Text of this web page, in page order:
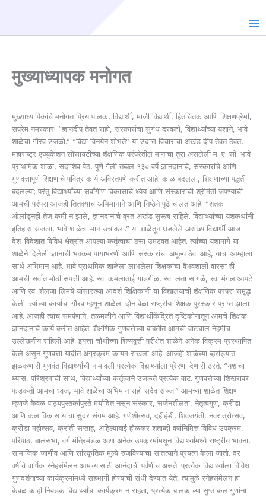
मुख्याध्यापक मनोगत
मुख्याध्यापिकांचे मनोगत प्रिय पालक, विद्यार्थी, माजी विद्यार्थी, हितचिंतक आणि शिक्षणप्रेमी,
सप्रेम नमस्कार! “ज्ञानदीप तेवत राहो, संस्कारांचा सुगंध दरवळो, विद्यार्थ्यांच्या यशाने, भावे
शाळेचा गौरव उजळो.” “विद्या विनयेन शोभते” या उदात्त विचाराचा अखंड दीप तेवत ठेवत,
महाराष्ट्र एज्युकेशन सोसायटीच्या शैक्षणिक परंपरेतील मानाचा तुरा असलेली म. ए. सो. भावे
प्राथमिक शाळा, सदाशिव पेठ, पुणे गेली तब्बल १३० वर्षे ज्ञानदानाचे, संस्कारांचे आणि
गुणवत्तापूर्ण शिक्षणाचे पवित्र कार्य अविरतपणे करीत आहे. काळ बदलला, शिक्षणाच्या पद्धती
बदलल्या; परंतु विद्यार्थ्यांच्या सर्वांगीण विकासाचे ध्येय आणि संस्कारांची श्रीमंती जपण्याची
आमची परंपरा आजही तितक्याच अभिमानाने आणि निष्ठेने पुढे चालत आहे. “शतक
ओलांडूनही तेज कमी न झाले, ज्ञानदानाचे व्रत अखंड सुरूच राहिले. विद्यार्थ्यांच्या यशकथांनी
इतिहास सजला, भावे शाळेचा मान उंचावला.” या शाळेतून घडलेले असंख्य विद्यार्थी आज
देश-विदेशात विविध क्षेत्रांत आपल्या कर्तृत्वाचा ठसा उमटवत आहेत. त्यांच्या यशामागे या
शाळेने दिलेली ज्ञानाची भक्कम पायाभरणी आणि संस्कारांचा अमूल्य ठेवा आहे, याचा आम्हाला
सार्थ अभिमान आहे. भावे प्राथमिक शाळेला लाभलेला शिक्षकांचा वैभवशाली वारसा ही
आमची सर्वात मोठी संपत्ती आहे. स्व. कमलाताई गाडगीळ, स्व. लता सांगळे, स्व. मंगल आपटे
आणि स्व. शैलजा लिमये यांसारख्या आदर्श शिक्षिकांनी या विद्यालयाची शैक्षणिक परंपरा समृद्ध
केली. त्यांच्या कार्याचा गौरव म्हणून शाळेला दोन वेळा राष्ट्रीय शिक्षक पुरस्कार प्राप्त झाला
आहे. आजही त्याच समर्पणाने, तळमळीने आणि विद्यार्थीकेंद्रित दृष्टिकोनातून आमचे शिक्षक
ज्ञानदानाचे कार्य करीत आहेत. शैक्षणिक गुणवत्तेच्या बाबतीत आमची वाटचाल नेहमीच
उल्लेखनीय राहिली आहे. इयत्ता चौथीच्या शिष्यवृत्ती परीक्षेत शाळेने अनेक विक्रम प्रस्थापित
केले असून गुणवत्ता यादीत अग्रक्रम कायम राखला आहे. आजही शाळेच्या व्हरांड्यात
झळकणारी गुणवंत विद्यार्थ्यांची नामावली प्रत्येक विद्यार्थ्याला प्रेरणा देणारी ठरते. “यशाचा
ध्यास, परिश्रमांची साथ, विद्यार्थ्यांच्या कर्तृत्वाने उजळते प्रत्येक वाट. गुणवत्तेच्या शिखरावर
फडकतो आमचा ध्वज, भावे शाळेचा अभिमान राहो सदैव सज्ज.” आमच्या शाळेत शिक्षण
म्हणजे केवळ पाठ्यपुस्तकांपुरते मर्यादित नसून संस्कार, सर्जनशीलता, नेतृत्वगुण, क्रीडा
आणि कलाविकास यांचा सुंदर संगम आहे. गणेशोत्सव, दहीहंडी, शिवजयंती, नवरात्रोत्सव,
क्रीडा महोत्सव, क्रांती सप्ताह, अहिल्याबाई होळकर शताब्दी वर्षानिमित्त विविध उपक्रम,
परिपाठ, बालसभा, वर्ग मंत्रिमंडळ अशा अनेक उपक्रमांमधून विद्यार्थ्यांमध्ये राष्ट्रीय भावना,
सामाजिक जाणीव आणि सांस्कृतिक मूल्ये रुजविण्याचा सातत्याने प्रयत्न केला जातो. दर
वर्षीचे वार्षिक स्नेहसंमेलन आमच्यासाठी आनंदाची पर्वणीच असते. प्रत्येक विद्यार्थ्याला विविध
गुणदर्शनाच्या कार्यक्रमांमध्ये सहभागी होण्याची संधी देण्यात येते, त्यामुळे स्नेहसंमेलन हा
केवळ काही निवडक विद्यार्थ्यांचा कार्यक्रम न राहता, प्रत्येक बालकाच्या सुप्त कलागुणांना